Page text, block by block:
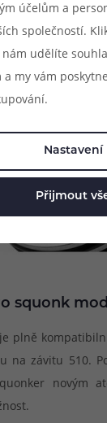
squonk
plně
na závitu 510.
novým
účelům a
společností.
udělíte
a my vám
Nastavení
Přijmout